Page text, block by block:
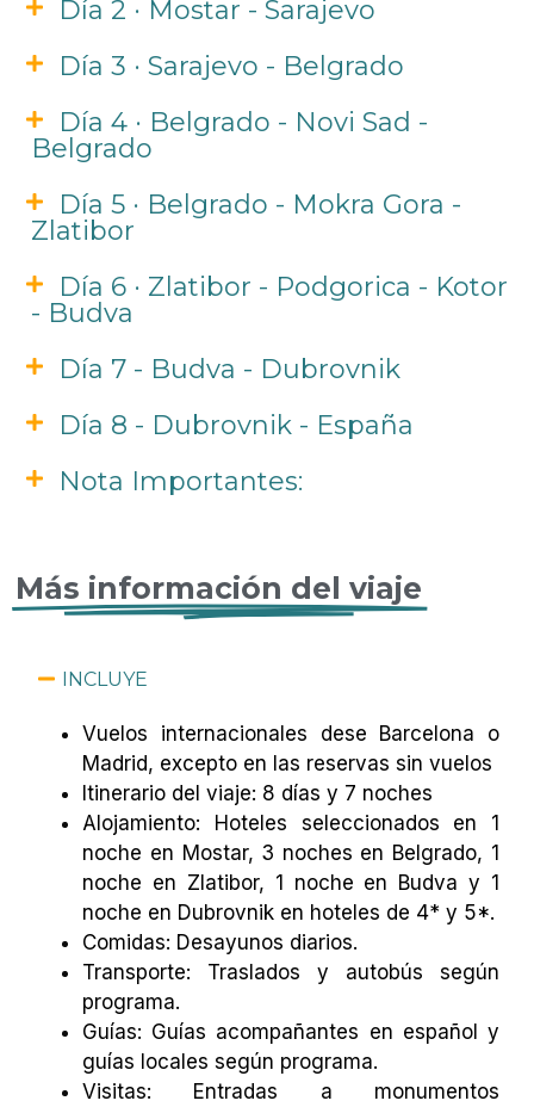
Día 2 · Mostar - Sarajevo
Día 3 · Sarajevo - Belgrado
Día 4 · Belgrado - Novi Sad -
Belgrado
Día 5 · Belgrado - Mokra Gora -
Zlatibor
Día 6 · Zlatibor - Podgorica - Kotor
- Budva
Día 7 - Budva - Dubrovnik
Día 8 - Dubrovnik - España
Nota Importantes:
Más información del viaje
INCLUYE
Vuelos internacionales dese Barcelona o
Madrid, excepto en las reservas sin vuelos
Itinerario del viaje: 8 días y 7 noches
Alojamiento: Hoteles seleccionados en 1
noche en Mostar, 3 noches en Belgrado, 1
noche en Zlatibor, 1 noche en Budva y 1
noche en Dubrovnik en hoteles de 4* y 5*.
Comidas: Desayunos diarios.
Transporte: Traslados y autobús según
programa.
Guías: Guías acompañantes en español y
guías locales según programa.
Visitas: Entradas a monumentos